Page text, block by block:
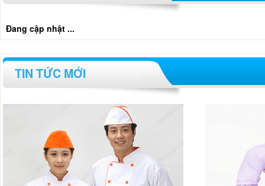
Đang cập nhật ...
TIN TỨC MỚI